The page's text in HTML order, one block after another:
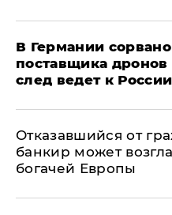
​В Германии
поставщика
след ведет к России
Отказавшийся от
банкир может
богачей Европы